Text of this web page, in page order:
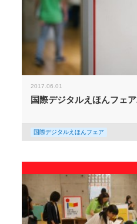
2017.06.01
国際デジタルえほんフェ
国際デジタルえほんフェア